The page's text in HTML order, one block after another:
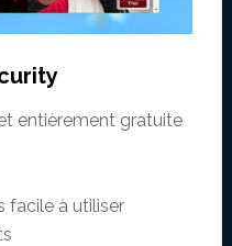
entièrement gratuite
facile à utiliser